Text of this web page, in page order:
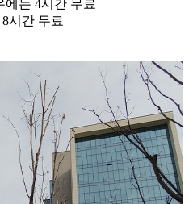
에는 4시간 무료
8시간 무료